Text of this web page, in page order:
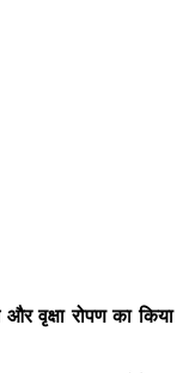
वृक्षा रोपण का किया